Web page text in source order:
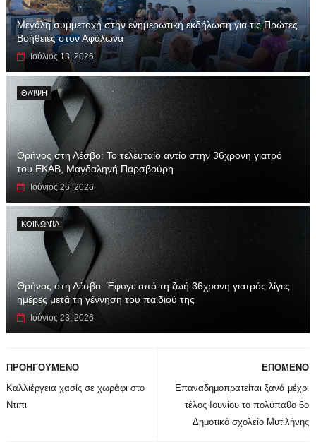
Μεγάλη συμμετοχή στην ενημερωτική εκδήλωση για τις Πρώτες
Βοήθειες στον Αφάλωνα
Ιούλιος 13, 2026
ΘΛΊΨΗ
Θρήνος στη Λέσβο: Το τελευταίο αντίο στην 36χρονη γιατρό
του ΕΚΑΒ, Μαγδαληνή Παρσβούρη
Ιούνιος 26, 2026
ΚΟΙΝΩΝΊΑ
Θρήνος στη Λέσβο: Έφυγε από τη ζωή 36χρονη γιατρός λίγες
ημέρες μετά τη γέννηση του παιδιού της
Ιούνιος 23, 2026
ΕΠΟΜΕΝΟ
Επαναδημοπρατείται ξανά μέχρι
τέλος Ιουνίου το πολύπαθο 6ο
Δημοτικό σχολείο Μυτιλήνης
ΠΡΟΗΓΟΥΜΕΝΟ
Καλλιέργεια χασίς σε χωράφι στο
Ντιπι